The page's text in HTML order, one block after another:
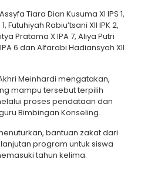
Tiara Dian Kusuma XI IPS 1,
Futuhiyah Rabiu’tsani XII IPK 2,
Pratama X IPA 7, Aliya Putri
6 dan Alfarabi Hadiansyah XII
Meinhardi mengatakan,
mampu tersebut terpilih
proses pendataan dan
Bimbingan Konseling.
bantuan zakat dari
program untuk siswa
tahun kelima.